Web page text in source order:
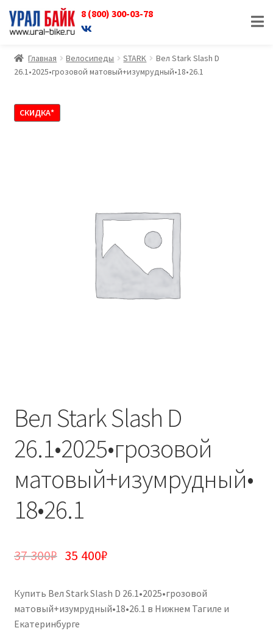
8 (800) 300-03-78
Перейти
к
навигации
Перейти
к
содержимому
Главная Велосипеды STARK
Вел Stark Slash D
26.1•2025•грозовой матовый+изумрудный•18•26.1
СКИДКА*
Вел Stark Slash D
26.1•2025•грозовой
матовый+изумрудный•
18•26.1
37 300₽ 35 400₽
Купить Вел Stark Slash D 26.1•2025•грозовой
матовый+изумрудный•18•26.1 в Нижнем Тагиле и
Екатеринбурге